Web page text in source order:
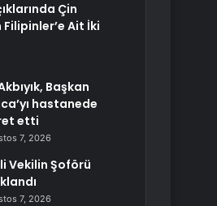
Çin
Filipinler’e Ait İki
Başkan
hastanede
etti
7, 2026
Vekilin Şoförü
7, 2026